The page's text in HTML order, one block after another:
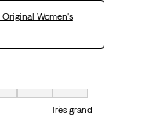
Original Women's
et 7 est égal à Très grand
Très grand